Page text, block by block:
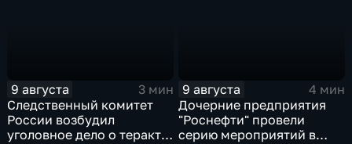
9 августа
3 мин
Следственный комитет
России возбудил
уголовное дело о теракте
9 августа
4 мин
Дочерние предприятия
"Роснефти" провели
серию мероприятий в